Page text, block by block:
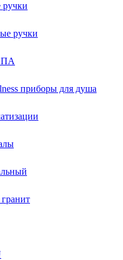
ручки
приборы для душа